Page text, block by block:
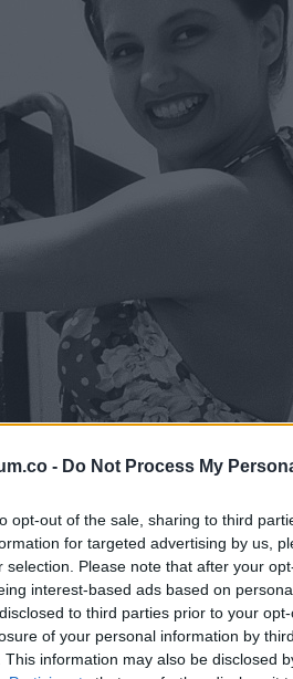
- Do Not Process My
opt-out of the sale, sharing to third
for targeted advertising by us,
selection. Please note that after your
interest-based ads based on
to third parties prior to your
of your personal information by
This information may also be disclosed